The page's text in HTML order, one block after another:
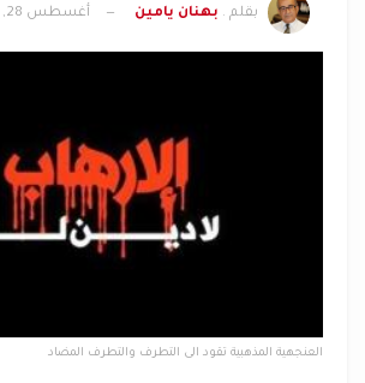
بقلم . بهنان يامين أغسطس 28, 2013
العنجهية المذهبية تقود الى التطرف والتطرف المضاد